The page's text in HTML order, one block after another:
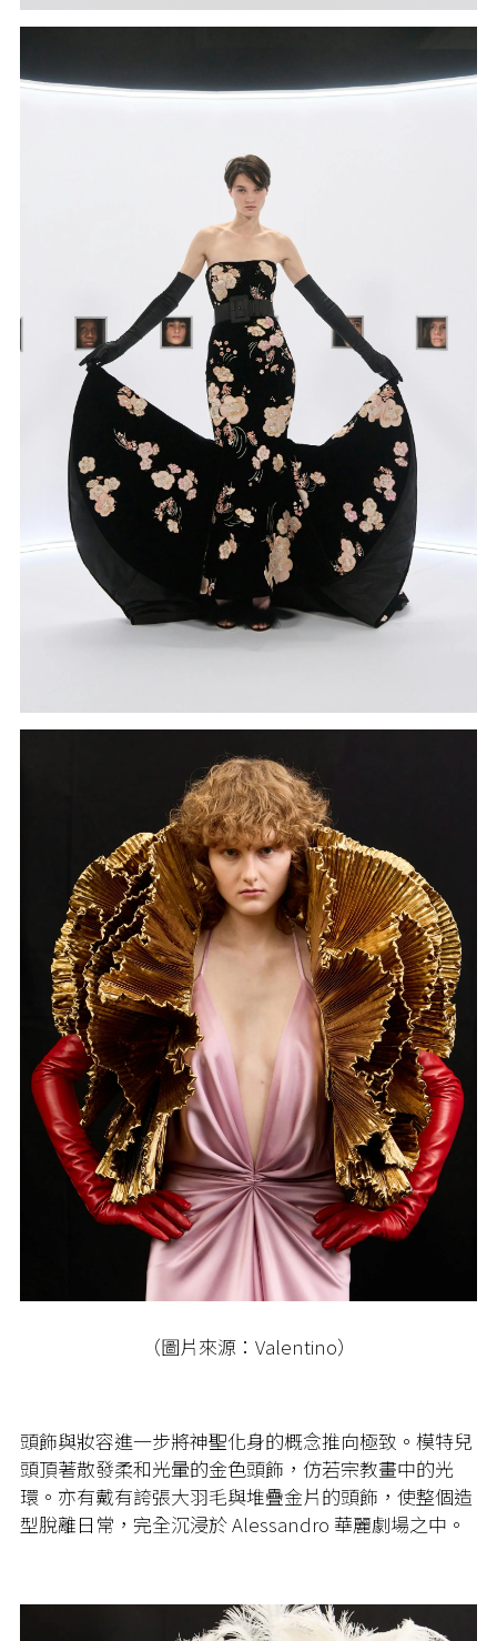
（圖片來源：Valentino）
頭飾與妝容進一步將神聖化身的概念推向極致。模特兒
頭頂著散發柔和光暈的金色頭飾，仿若宗教畫中的光
環。亦有戴有誇張大羽毛與堆疊金片的頭飾，使整個造
型脫離日常，完全沉浸於 Alessandro 華麗劇場之中。